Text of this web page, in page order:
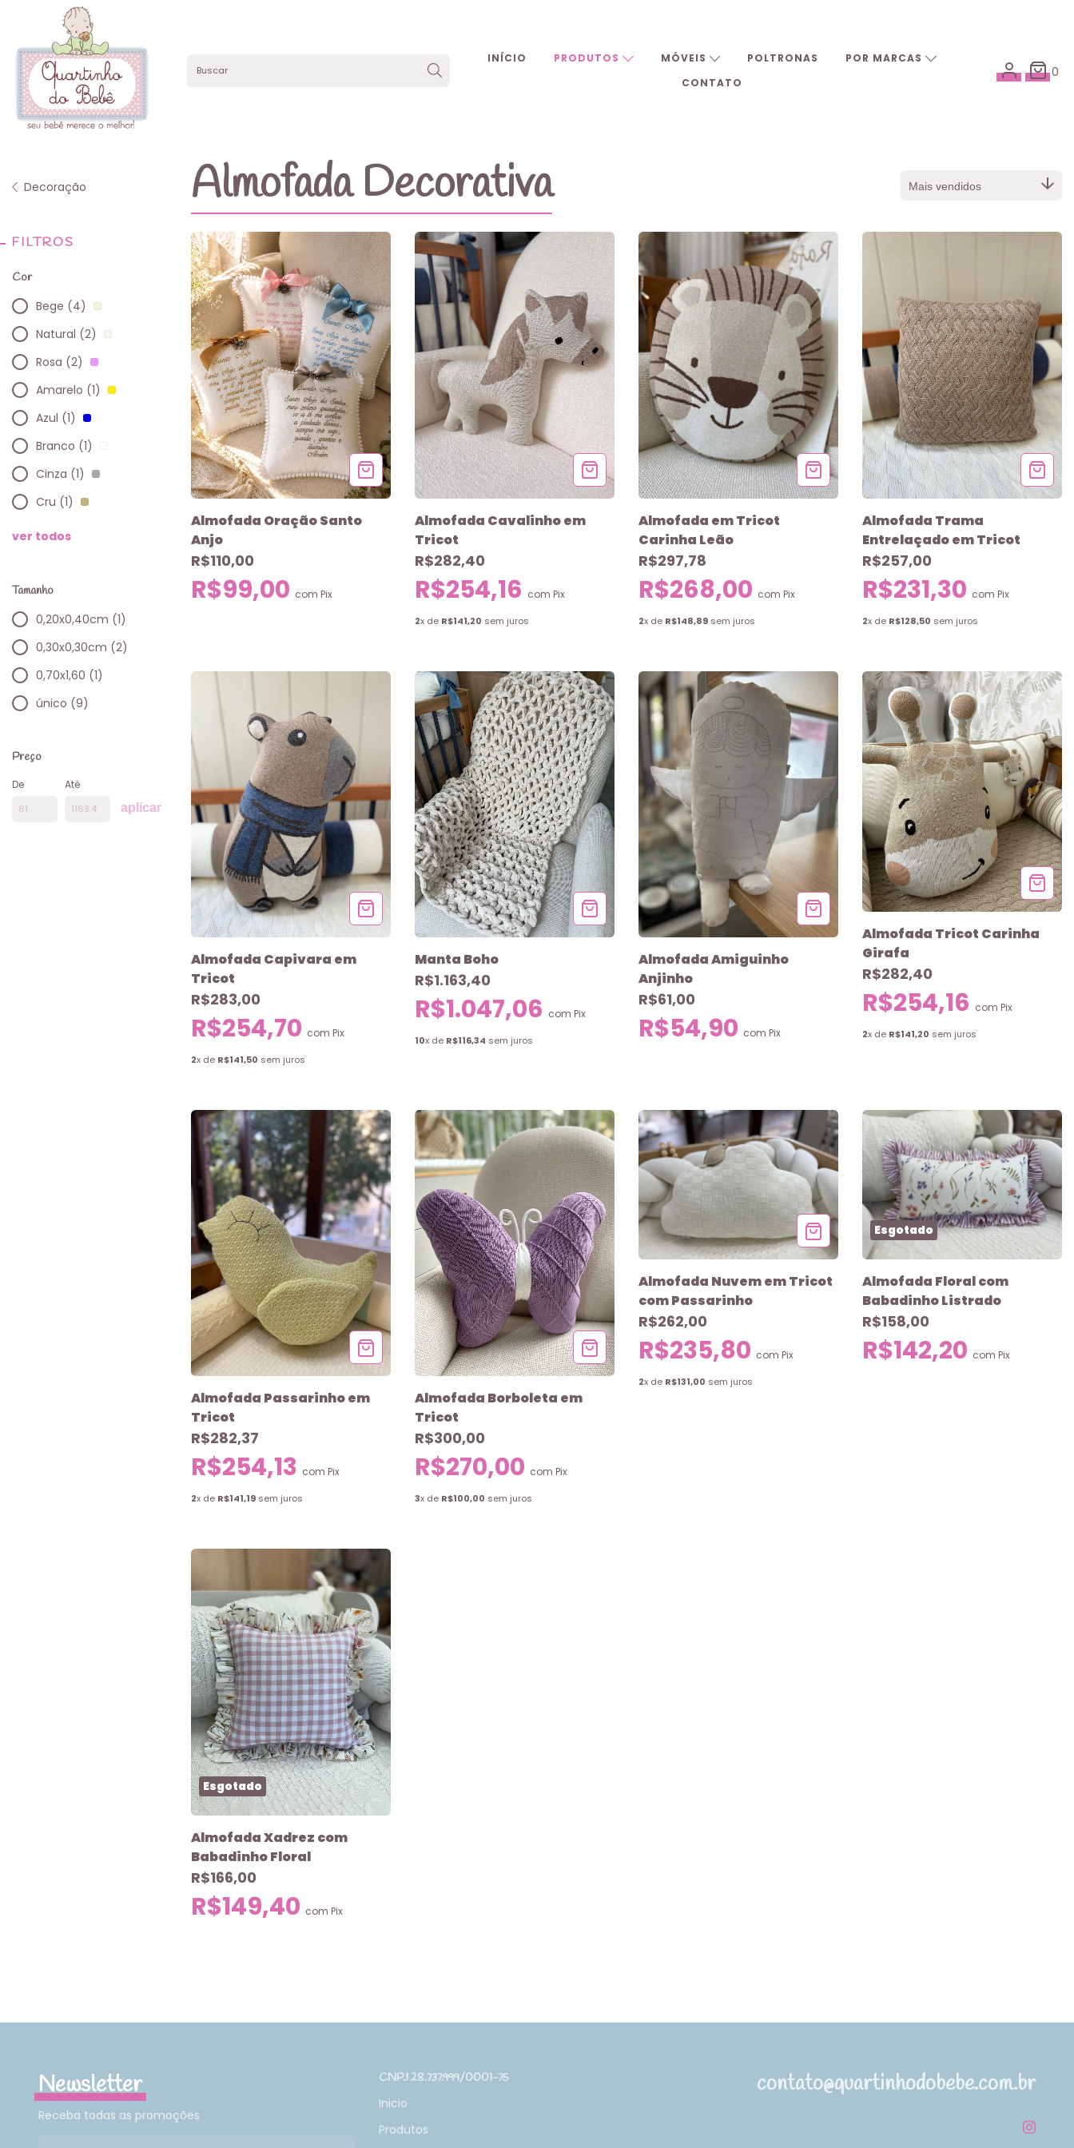
INÍCIO PRODUTOS MÓVEIS POLTRONAS
POR MARCAS
CONTATO
0
Decoração
FILTROS
Cor
Bege (4)
Natural (2)
Rosa (2)
Amarelo (1)
Azul (1)
Branco (1)
Cinza (1)
Cru (1)
ver todos
Tamanho
0,20x0,40cm (1)
0,30x0,30cm (2)
0,70x1,60 (1)
único (9)
Preço
De
Até
aplicar
Almofada Decorativa
Almofada Oração Santo
Anjo
R$110,00
R$99,00 com Pix
Almofada Cavalinho em
Tricot
R$282,40
R$254,16 com Pix
2x de R$141,20 sem juros
Almofada em Tricot
Carinha Leão
R$297,78
R$268,00 com Pix
2x de R$148,89 sem juros
Almofada Trama
Entrelaçado em Tricot
R$257,00
R$231,30 com Pix
2x de R$128,50 sem juros
Almofada Capivara em
Tricot
R$283,00
R$254,70 com Pix
2x de R$141,50 sem juros
Manta Boho
R$1.163,40
R$1.047,06 com Pix
10x de R$116,34 sem juros
Almofada Amiguinho
Anjinho
R$61,00
R$54,90 com Pix
Almofada Tricot Carinha
Girafa
R$282,40
R$254,16 com Pix
2x de R$141,20 sem juros
Almofada Passarinho em
Tricot
R$282,37
R$254,13 com Pix
2x de R$141,19 sem juros
Almofada Borboleta em
Tricot
R$300,00
R$270,00 com Pix
3x de R$100,00 sem juros
Almofada Nuvem em Tricot
com Passarinho
R$262,00
R$235,80 com Pix
2x de R$131,00 sem juros
Esgotado
Almofada Floral com
Babadinho Listrado
R$158,00
R$142,20 com Pix
Esgotado
Almofada Xadrez com
Babadinho Floral
R$166,00
R$149,40 com Pix
Newsletter
Receba todas as promoções
CNPJ 28.737.999/0001-75
Inicio
Produtos
contato@quartinhodobebe.com.br